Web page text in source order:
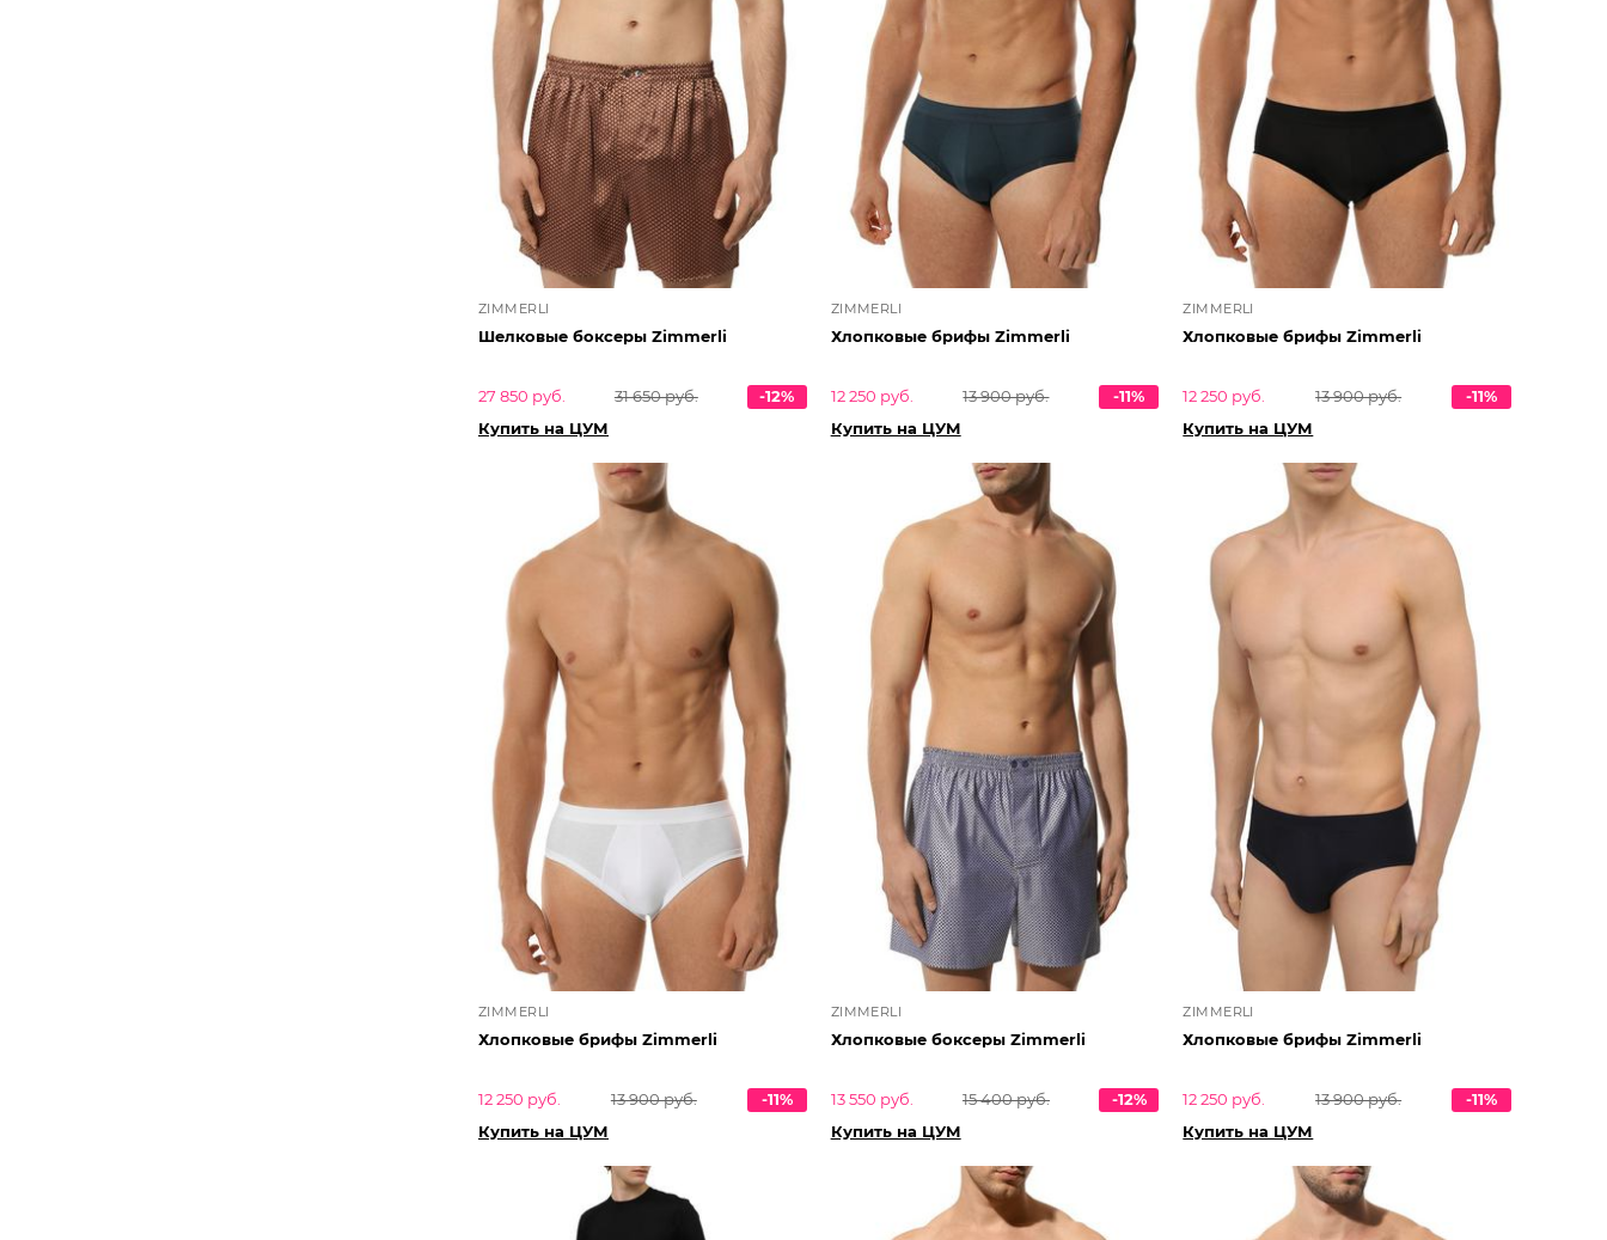
ZIMMERLI
Шелковые боксеры Zimmerli
27 850 руб. 31 650 руб.
-12%
Купить на ЦУМ
ZIMMERLI
Хлопковые брифы Zimmerli
12 250 руб. 13 900 руб.
-11%
Купить на ЦУМ
ZIMMERLI
Хлопковые брифы Zimmerli
12 250 руб. 13 900 руб.
-11%
Купить на ЦУМ
ZIMMERLI
Хлопковые брифы Zimmerli
12 250 руб. 13 900 руб.
-11%
Купить на ЦУМ
ZIMMERLI
Хлопковые боксеры Zimmerli
13 550 руб. 15 400 руб.
-12%
Купить на ЦУМ
ZIMMERLI
Хлопковые брифы Zimmerli
12 250 руб. 13 900 руб.
-11%
Купить на ЦУМ